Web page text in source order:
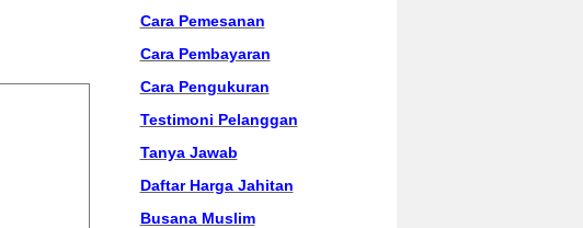
Cara Pemesanan
Cara Pembayaran
Cara Pengukuran
Testimoni Pelanggan
Tanya Jawab
Daftar Harga Jahitan
Busana Muslim